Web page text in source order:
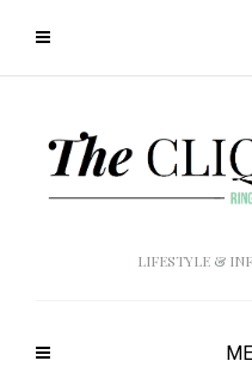
LIFESTYLE &